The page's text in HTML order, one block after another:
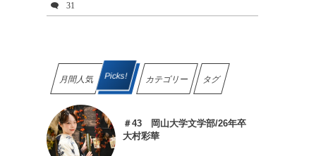
31
月間人気 Picks! カテゴリー タグ
＃43 岡山大学文学部/26年卒
大村彩華